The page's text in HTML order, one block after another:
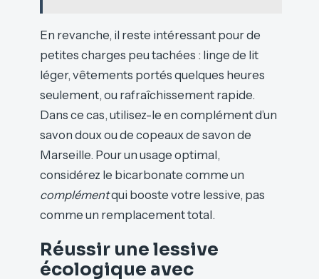
En revanche, il reste intéressant pour de
petites charges peu tachées : linge de lit
léger, vêtements portés quelques heures
seulement, ou rafraîchissement rapide.
Dans ce cas, utilisez-le en complément d’un
savon doux ou de copeaux de savon de
Marseille. Pour un usage optimal,
considérez le bicarbonate comme un
complémentqui booste votre lessive, pas
comme un remplacement total.
Réussir une lessive
écologique avec